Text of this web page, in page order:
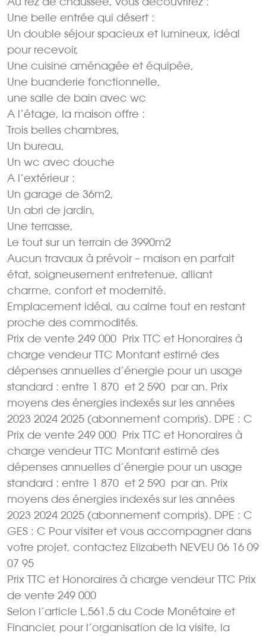
Une belle entrée qui désert :
Un double séjour spacieux et lumineux, idéal
pour recevoir,
Une cuisine aménagée et équipée,
Une buanderie fonctionnelle,
une salle de bain avec wc
A l’étage, la maison offre :
Trois belles chambres,
Un bureau,
Un wc avec douche
A l’extérieur :
Un garage de 36m2,
Un abri de jardin,
Une terrasse,
Le tout sur un terrain de 3990m2
Aucun travaux à prévoir – maison en parfait
état, soigneusement entretenue, alliant
charme, confort et modernité.
Emplacement idéal, au calme tout en restant
proche des commodités.
Prix de vente 249 000  Prix TTC et Honoraires à
charge vendeur TTC Montant estimé des
dépenses annuelles d’énergie pour un usage
standard : entre 1 870  et 2 590  par an. Prix
moyens des énergies indexés sur les années
2023 2024 2025 (abonnement compris). DPE : C
Prix de vente 249 000  Prix TTC et Honoraires à
charge vendeur TTC Montant estimé des
dépenses annuelles d’énergie pour un usage
standard : entre 1 870  et 2 590  par an. Prix
moyens des énergies indexés sur les années
2023 2024 2025 (abonnement compris). DPE : C
GES : C Pour visiter et vous accompagner dans
votre projet, contactez Elizabeth NEVEU 06 16 09
07 95
Prix TTC et Honoraires à charge vendeur TTC Prix
de vente 249 000 
Selon l’article L.561.5 du Code Monétaire et
Financier, pour l’organisation de la visite, la